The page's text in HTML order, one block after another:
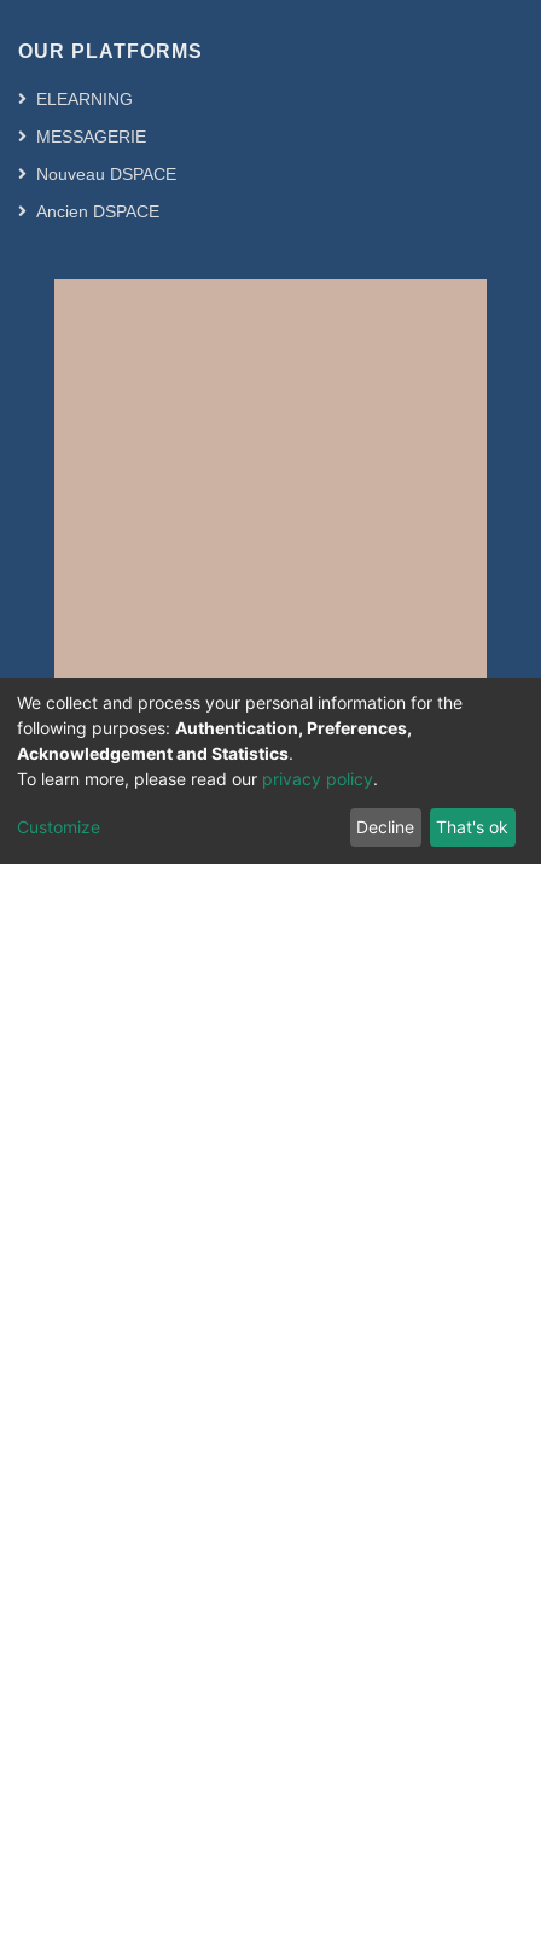
OUR PLATFORMS
ELEARNING
MESSAGERIE
Nouveau DSPACE
Ancien DSPACE
We collect and process your personal information for the
following purposes: Authentication, Preferences,
Acknowledgement and Statistics.
To learn more, please read our privacy policy.
Customize Decline That's ok